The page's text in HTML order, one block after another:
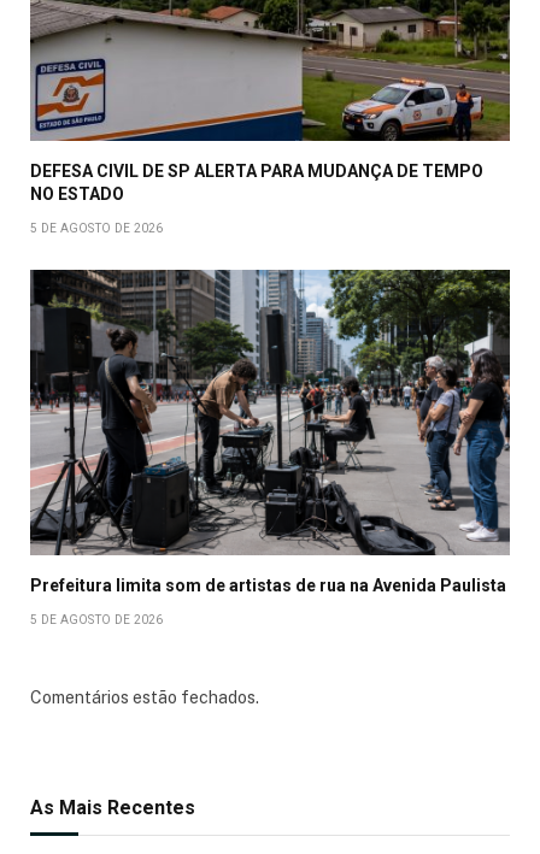
DEFESA CIVIL DE SP ALERTA PARA MUDANÇA DE TEMPO
NO ESTADO
5 DE AGOSTO DE 2026
Prefeitura limita som de artistas de rua na Avenida Paulista
5 DE AGOSTO DE 2026
Comentários estão fechados.
As Mais Recentes